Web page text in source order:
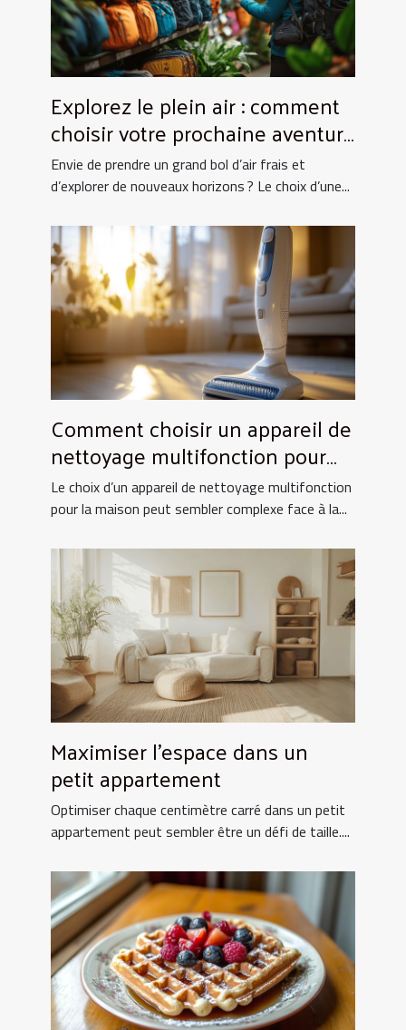
Explorez le plein air : comment
choisir votre prochaine aventure
nature ?
Envie de prendre un grand bol d’air frais et
d’explorer de nouveaux horizons ? Le choix d’une...
Comment choisir un appareil de
nettoyage multifonction pour
votre maison ?
Le choix d’un appareil de nettoyage multifonction
pour la maison peut sembler complexe face à la...
Maximiser l'espace dans un
petit appartement
Optimiser chaque centimètre carré dans un petit
appartement peut sembler être un défi de taille....